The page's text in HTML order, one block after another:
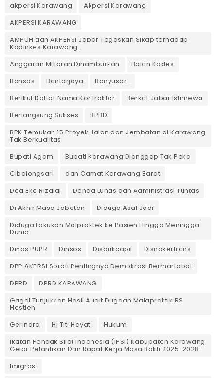
akpersi Karawang
Akpersi Karawang
AKPERSI KARAWANG
AMPUH dan AKPERSI Jabar Tegaskan Sikap terhadap
Kadinkes Karawang.
Anggaran Miliaran Dihamburkan
Balon Kades
Bansos
Bantarjaya
Banyusari.
Berikut Daftar Nama Kontraktor
Berkat Jabar Istimewa
Berlangsung Sukses
BPBD
BPK Temukan 15 Proyek Jalan dan Jembatan di Karawang
Tak Berkualitas
Bupati Agam
Bupati Karawang Dianggap Tak Peka
Cibalongsari
dan Camat Karawang Barat
Dea Eka Rizaldi
Denda Lunas dan Administrasi Tuntas
‎Di Akhir Masa Jabatan
Diduga Asal Jadi
Diduga Lakukan Malpraktek ke Pasien Hingga Meninggal
Dunia
Dinas PUPR
Dinsos Disdukcapil
Disnakertrans
DPP AKPRSI Soroti Pentingnya Demokrasi Bermartabat
DPRD
DPRD KARAWANG
Gagal Tunjukkan Hasil Audit Dugaan Malapraktik RS
Hastien
Gerindra
Hj Titi Hayati
Hukum
Ikatan Pencak Silat Indonesia (IPSI) Kabupaten Karawang
Gelar Pelantikan Dan Rapat Kerja Masa Bakti 2025-2028.
Imigrasi